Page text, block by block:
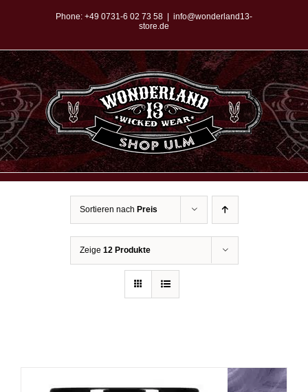
springen
Phone: +49 0731-6 02 73 58
info@wonderland13-
store.de
Sortieren nach Preis
Zeige 12 Produkte